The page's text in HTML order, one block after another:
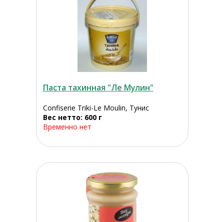
Паста тахинная "Ле Мулин"
Confiserie Triki-Le Moulin, Тунис
Вес нетто: 600 г
Временно нет